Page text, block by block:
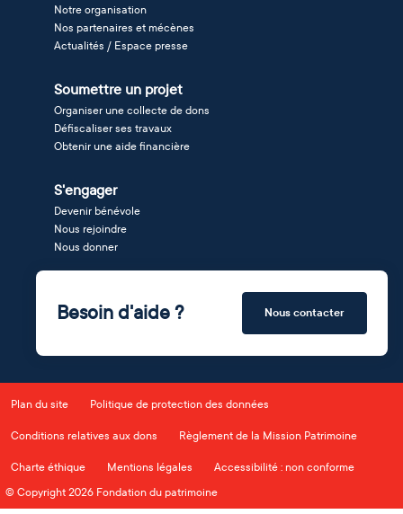
Notre organisation
Nos partenaires et mécènes
Actualités / Espace presse
Soumettre un projet
Organiser une collecte de dons
Défiscaliser ses travaux
Obtenir une aide financière
S'engager
Devenir bénévole
Nous rejoindre
Nous donner
Besoin d'aide ? Nous contacter
Plan du site Politique de protection des données
Conditions relatives aux dons Règlement de la Mission Patrimoine
Charte éthique Mentions légales
Accessibilité : non conforme
© Copyright 2026 Fondation du patrimoine